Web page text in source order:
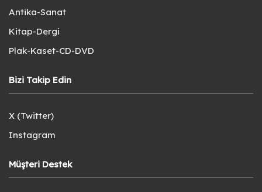
Antika-Sanat
Kitap-Dergi
Plak-Kaset-CD-DVD
Bizi Takip Edin
X (Twitter)
Instagram
Müşteri Destek